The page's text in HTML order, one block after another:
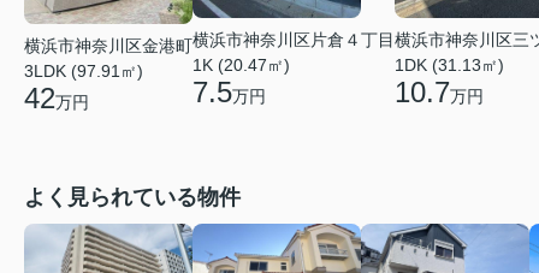
横浜市神奈川区金港町
3LDK (97.91㎡)
42万円
横浜市神奈川区片倉４丁目
1K (20.47㎡)
7.5万円
横浜市神奈川区三
1DK (31.13㎡)
10.7万円
よく見られている物件